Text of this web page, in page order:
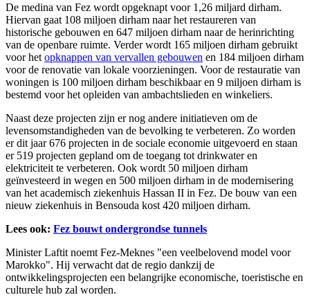
De medina van Fez wordt opgeknapt voor 1,26 miljard dirham.
Hiervan gaat 108 miljoen dirham naar het restaureren van
historische gebouwen en 647 miljoen dirham naar de herinrichting
van de openbare ruimte. Verder wordt 165 miljoen dirham gebruikt
voor het opknappen van vervallen gebouwen en 184 miljoen dirham
voor de renovatie van lokale voorzieningen. Voor de restauratie van
woningen is 100 miljoen dirham beschikbaar en 9 miljoen dirham is
bestemd voor het opleiden van ambachtslieden en winkeliers.
Naast deze projecten zijn er nog andere initiatieven om de
levensomstandigheden van de bevolking te verbeteren. Zo worden
er dit jaar 676 projecten in de sociale economie uitgevoerd en staan
er 519 projecten gepland om de toegang tot drinkwater en
elektriciteit te verbeteren. Ook wordt 50 miljoen dirham
geïnvesteerd in wegen en 500 miljoen dirham in de modernisering
van het academisch ziekenhuis Hassan II in Fez. De bouw van een
nieuw ziekenhuis in Bensouda kost 420 miljoen dirham.
Lees ook: Fez bouwt ondergrondse tunnels
Minister Laftit noemt Fez-Meknes "een veelbelovend model voor
Marokko". Hij verwacht dat de regio dankzij de
ontwikkelingsprojecten een belangrijke economische, toeristische en
culturele hub zal worden.